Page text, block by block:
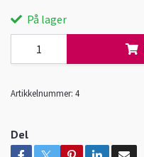
På lager
Artikkelnummer: 4
Del